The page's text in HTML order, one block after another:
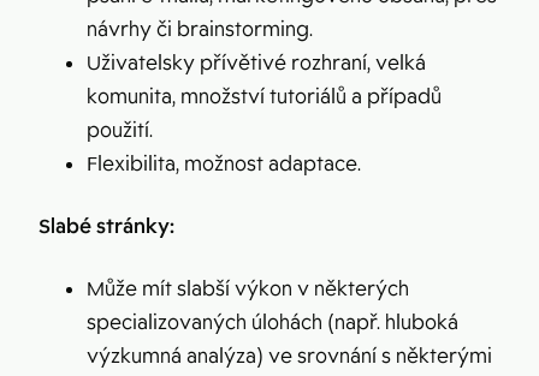
návrhy či brainstorming.
Uživatelsky přívětivé rozhraní, velká
komunita, množství tutoriálů a případů
použití.
Flexibilita, možnost adaptace.
Slabé stránky:
Může mít slabší výkon v některých
specializovaných úlohách (např. hluboká
výzkumná analýza) ve srovnání s některými